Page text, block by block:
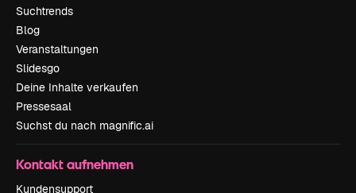
Suchtrends
Blog
Veranstaltungen
Slidesgo
Deine Inhalte verkaufen
Pressesaal
Suchst du nach magnific.ai
Kontakt aufnehmen
Kundensupport